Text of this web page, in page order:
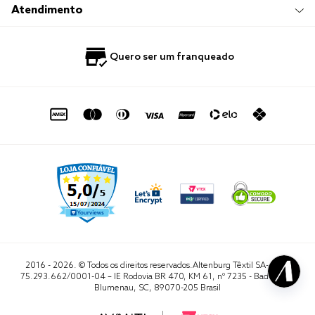
Trabalhe Conosco
Compre e Retire em Loja
Política de Privacidade
Hotelaria
Atendimento
0800 729 1588
sac@altenburg.com.br
Quero ser um franqueado
2016 - 2026. © Todos os direitos reservados.Altenburg Têxtil SA- CNPJ
75.293.662/0001-04 – IE Rodovia BR 470, KM 61, nº 7235 - Badenfurt,
Blumenau, SC, 89070-205 Brasil